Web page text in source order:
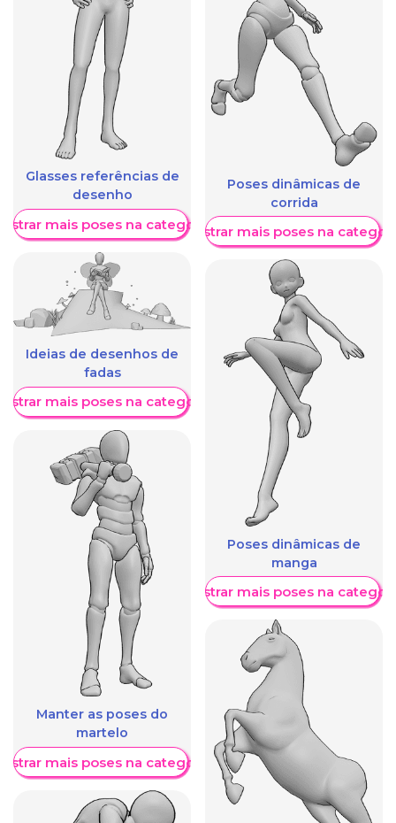
Glasses referências de
desenho
mais poses na categoria
Ideias de desenhos de
fadas
mais poses na categoria
Manter as poses do
martelo
mais poses na categoria
Poses dinâmicas de
corrida
Mostrar mais poses na
Poses dinâmicas de
manga
Mostrar mais poses na